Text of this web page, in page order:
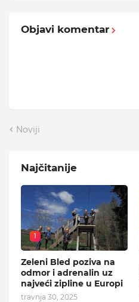
Objavi komentar
Noviji
Najčitanije
1
Zeleni Bled poziva na
odmor i adrenalin uz
najveći zipline u Europi
travnja 30, 2025